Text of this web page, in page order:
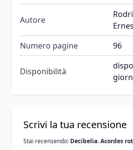
Autore
Numero pagine
96
Disponibilità
Scrivi la tua recensione
Stai recensendo: Decibelia. Acordes